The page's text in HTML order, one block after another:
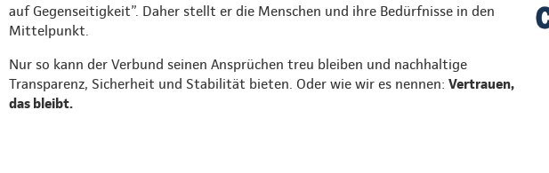
auf Gegenseitigkeit”. Daher stellt er die Menschen und ihre Bedürfnisse in den
Mittelpunkt.
Nur so kann der Verbund seinen Ansprüchen treu bleiben und nachhaltige
Transparenz, Sicherheit und Stabilität bieten. Oder wie wir es nennen: Vertrauen,
das bleibt.